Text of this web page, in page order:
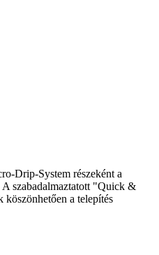
Drip-System részeként a
A szabadalmaztatott "Quick &
köszönhetően a telepítés